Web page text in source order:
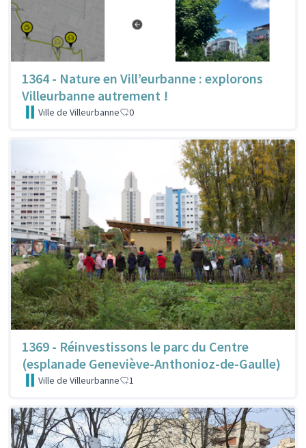
1364 - Nature en Vill’eurbanne : explorons
Villeurbanne autrement !
Ville de Villeurbanne 0
1369 - Réinvestissons le parc du Centre
(esplanade Geneviève-Anthonioz-de-Gaulle)
Ville de Villeurbanne 1